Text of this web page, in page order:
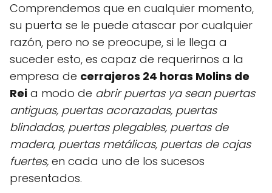
Comprendemos que en cualquier momento,
su puerta se le puede atascar por cualquier
razón, pero no se preocupe, si le llega a
suceder esto, es capaz de requerirnos a la
empresa de cerrajeros 24 horas Molins de
Rei a modo de abrir puertas ya sean puertas
antiguas, puertas acorazadas, puertas
blindadas, puertas plegables, puertas de
madera, puertas metálicas, puertas de cajas
fuertes, en cada uno de los sucesos
presentados.